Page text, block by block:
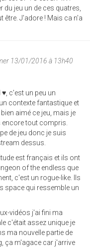
jeu un de ces quatres,
être. J'adore ! Mais ca n'a
13/01/2016 à 13h40
c'est un peu un
contexte fantastique et
aimé ce jeu, mais je
encore tout compris.
de jeu donc je suis
dessus.
est français et ils ont
of the endless que
c'est un rogue-like. Ils
space qui ressemble un
vidéos j'ai fini ma
c'était assez unique je
ma nouvelle partie de
ça m'agace car j'arrive